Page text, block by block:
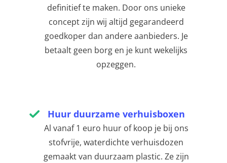
definitief te maken. Door ons unieke
concept zijn wij altijd gegarandeerd
goedkoper dan andere aanbieders. Je
betaalt geen borg en je kunt wekelijks
opzeggen.
Huur duurzame verhuisboxen
Al vanaf 1 euro huur of koop je bij ons
stofvrije, waterdichte verhuisdozen
gemaakt van duurzaam plastic. Ze zijn